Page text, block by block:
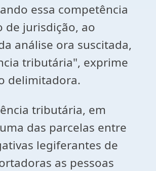
essa competência
de jurisdição, ao
análise ora suscitada,
tributária", exprime
delimitadora.
tributária, em
das parcelas entre
legiferantes de
as pessoas